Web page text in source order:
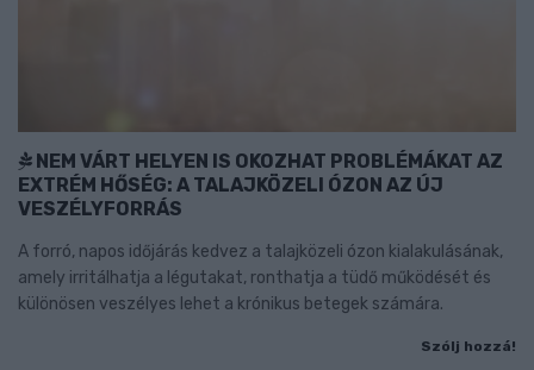
NEM VÁRT HELYEN IS OKOZHAT PROBLÉMÁKAT AZ
EXTRÉM HŐSÉG: A TALAJKÖZELI ÓZON AZ ÚJ
VESZÉLYFORRÁS
A forró, napos időjárás kedvez a talajközeli ózon kialakulásának,
amely irritálhatja a légutakat, ronthatja a tüdő működését és
különösen veszélyes lehet a krónikus betegek számára.
Szólj hozzá!